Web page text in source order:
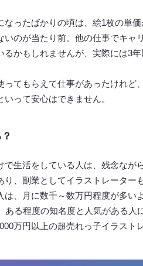
ったばかりの頃は、絵1枚の単価
いのが当たり前。他の仕事でキ
るかもしれませんが、実際には3
ってもらえて仕事があったけれ
って安心はできません。
生活をしている人は、残念なが
り、副業としてイラストレータ
、月に数千～数万円程度が多い
ある程度の知名度と人気がある人
万円以上の超売れっ子イラスト